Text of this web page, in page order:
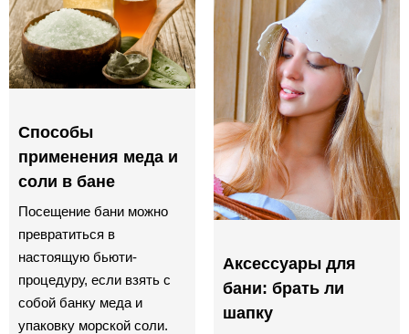
Способы
применения меда и
соли в бане
Посещение бани можно
превратиться в
настоящую бьюти-
процедуру, если взять с
собой банку меда и
упаковку морской соли.
Аксессуары для
бани: брать ли
шапку